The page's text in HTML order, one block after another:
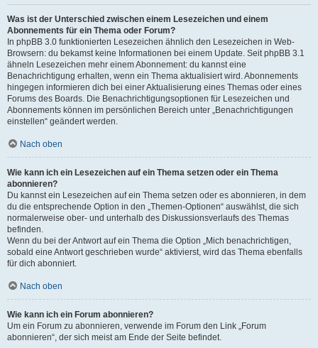
Was ist der Unterschied zwischen einem Lesezeichen und einem
Abonnements für ein Thema oder Forum?
In phpBB 3.0 funktionierten Lesezeichen ähnlich den Lesezeichen in Web-
Browsern: du bekamst keine Informationen bei einem Update. Seit phpBB 3.1
ähneln Lesezeichen mehr einem Abonnement: du kannst eine
Benachrichtigung erhalten, wenn ein Thema aktualisiert wird. Abonnements
hingegen informieren dich bei einer Aktualisierung eines Themas oder eines
Forums des Boards. Die Benachrichtigungsoptionen für Lesezeichen und
Abonnements können im persönlichen Bereich unter „Benachrichtigungen
einstellen“ geändert werden.
Nach oben
Wie kann ich ein Lesezeichen auf ein Thema setzen oder ein Thema
abonnieren?
Du kannst ein Lesezeichen auf ein Thema setzen oder es abonnieren, in dem
du die entsprechende Option in den „Themen-Optionen“ auswählst, die sich
normalerweise ober- und unterhalb des Diskussionsverlaufs des Themas
befinden.
Wenn du bei der Antwort auf ein Thema die Option „Mich benachrichtigen,
sobald eine Antwort geschrieben wurde“ aktivierst, wird das Thema ebenfalls
für dich abonniert.
Nach oben
Wie kann ich ein Forum abonnieren?
Um ein Forum zu abonnieren, verwende im Forum den Link „Forum
abonnieren“, der sich meist am Ende der Seite befindet.